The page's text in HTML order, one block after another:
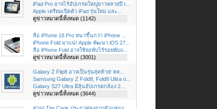
iPad Pro อาจไร้อัปเกรดใหญ่ยาวหลายปี เ...
Apple เตรียมเปิดตัว iPad รุ่นใหม่ และ...
ดูข่าวหมวดนี้ทั้งหมด (1142)
ลือ iPhone 18 Pro หนาขึ้นกว่า iPhone ...
iPhone Fold มาแน่! Apple พัฒนา iOS 27...
ลือ iPhone Fold อาจใช้จอพับไร้รอยพับแ...
ดูข่าวหมวดนี้ทั้งหมด (3001)
Galaxy Z Flip8 อาจเป็นรุ่นสุดท้าย! หล...
Samsung Galaxy Z Fold8, Fold8 Ultra แ...
Galaxy S27 Ultra มีลุ้นอัปเกรดกล้อง 2...
ดูข่าวหมวดนี้ทั้งหมด (3644)